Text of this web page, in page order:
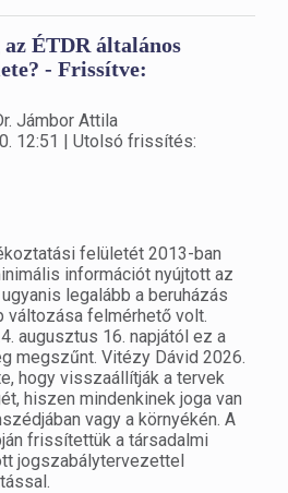
ÉTDR általános
- Frissítve:
Jámbor Attila
12:51 | Utolsó frissítés:
felületét 2013-ban
információt nyújtott az
legalább a beruházás
változása felmérhető volt.
augusztus 16. napjától ez a
megszűnt. Vitézy Dávid 2026.
hogy visszaállítják a tervek
hiszen mindenkinek joga van
vagy a környékén. A
frissítettük a társadalmi
jogszabálytervezettel